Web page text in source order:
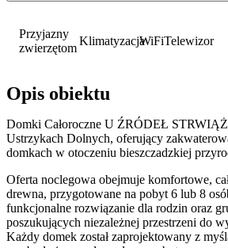
Przyjazny
zwierzętom
KlimatyzacjaWiFiTelewizor
Opis obiektu
Domki Całoroczne U ŹRÓDEŁ
Ustrzykach Dolnych, oferujący
domkach w otoczeniu bieszczadzkiej
Oferta noclegowa obejmuje komfortowe,
drewna, przygotowane na pobyt 6 lub 8
funkcjonalne rozwiązanie dla rodzin oraz
poszukujących niezależnej przestrzeni do
Każdy domek został zaprojektowany z